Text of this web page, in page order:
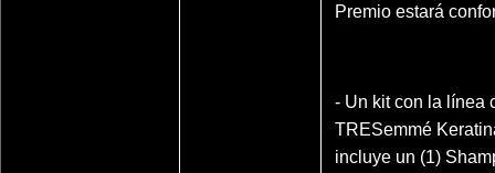
Premio estará
- Un kit con la línea
TRESemmé
incluye un (1)